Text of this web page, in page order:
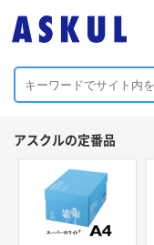
アスクルの定番品